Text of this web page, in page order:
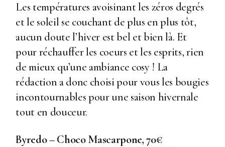
Les températures avoisinant les zéros degrés
et le soleil se couchant de plus en plus tôt,
aucun doute l’hiver est bel et bien là. Et
pour réchauffer les coeurs et les esprits, rien
de mieux qu’une ambiance cosy ! La
rédaction a donc choisi pour vous les bougies
incontournables pour une saison hivernale
tout en douceur.
Byredo – Choco Mascarpone, 70€